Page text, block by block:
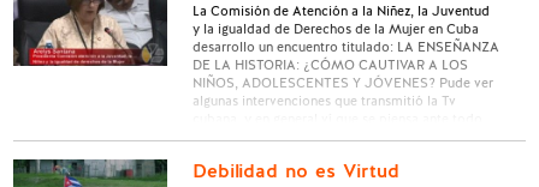
La Comisión de Atención a la Niñez, la Juventud
y la igualdad de Derechos de la Mujer en Cuba
desarrollo un encuentro titulado: LA ENSEÑANZA
DE LA HISTORIA: ¿CÓMO CAUTIVAR A LOS
NIÑOS, ADOLESCENTES Y JÓVENES? Pude ver
algunas intervenciones que transmitió la Tv
en …
Debilidad no es Virtud